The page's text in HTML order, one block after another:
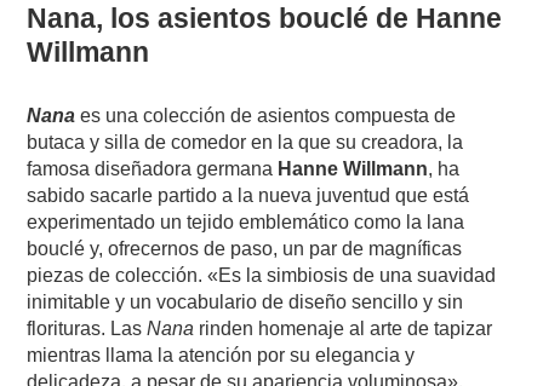
Nana, los asientos bouclé de Hanne
Willmann
Nana es una colección de asientos compuesta de
butaca y silla de comedor en la que su creadora, la
famosa diseñadora germana Hanne Willmann, ha
sabido sacarle partido a la nueva juventud que está
experimentado un tejido emblemático como la lana
bouclé y, ofrecernos de paso, un par de magníficas
piezas de colección. «Es la simbiosis de una suavidad
inimitable y un vocabulario de diseño sencillo y sin
florituras. Las Nana rinden homenaje al arte de tapizar
mientras llama la atención por su elegancia y
delicadeza, a pesar de su apariencia voluminosa»,